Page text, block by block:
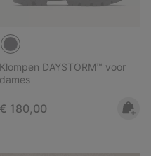
Klompen DAYSTORM™ voor
dames
Regular price:
€ 180,00